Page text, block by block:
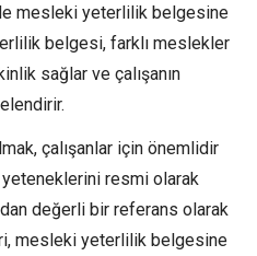
mesleki yeterlilik belgesine
belgesi, farklı meslekler
sağlar ve çalışanın
çalışanlar için önemlidir
resmi olarak
değerli bir referans olarak
mesleki yeterlilik belgesine